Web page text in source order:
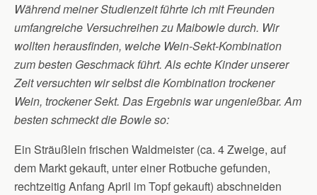
Während meiner Studienzeit führte ich mit Freunden
umfangreiche Versuchreihen zu Maibowle durch. Wir
wollten herausfinden, welche Wein-Sekt-Kombination
zum besten Geschmack führt. Als echte Kinder unserer
Zeit versuchten wir selbst die Kombination trockener
Wein, trockener Sekt. Das Ergebnis war ungenießbar. Am
besten schmeckt die Bowle so:
Ein Sträußlein frischen Waldmeister (ca. 4 Zweige, auf
dem Markt gekauft, unter einer Rotbuche gefunden,
rechtzeitig Anfang April im Topf gekauft) abschneiden